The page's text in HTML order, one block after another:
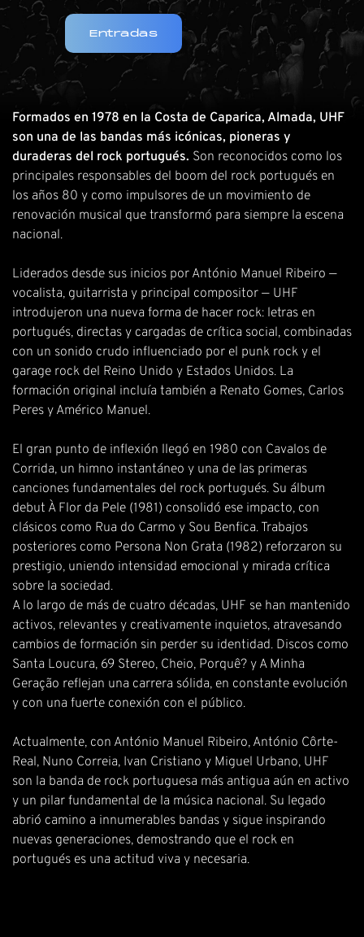
Entradas
Formados en 1978 en la Costa de Caparica, Almada, UHF
son una de las bandas más icónicas, pioneras y
duraderas del rock portugués. Son reconocidos como los
principales responsables del boom del rock portugués en
los años 80 y como impulsores de un movimiento de
renovación musical que transformó para siempre la escena
nacional.
Liderados desde sus inicios por António Manuel Ribeiro —
vocalista, guitarrista y principal compositor — UHF
introdujeron una nueva forma de hacer rock: letras en
portugués, directas y cargadas de crítica social, combinadas
con un sonido crudo influenciado por el punk rock y el
garage rock del Reino Unido y Estados Unidos. La
formación original incluía también a Renato Gomes, Carlos
Peres y Américo Manuel.
El gran punto de inflexión llegó en 1980 con Cavalos de
Corrida, un himno instantáneo y una de las primeras
canciones fundamentales del rock portugués. Su álbum
debut À Flor da Pele (1981) consolidó ese impacto, con
clásicos como Rua do Carmo y Sou Benfica. Trabajos
posteriores como Persona Non Grata (1982) reforzaron su
prestigio, uniendo intensidad emocional y mirada crítica
sobre la sociedad.
A lo largo de más de cuatro décadas, UHF se han mantenido
activos, relevantes y creativamente inquietos, atravesando
cambios de formación sin perder su identidad. Discos como
Santa Loucura, 69 Stereo, Cheio, Porquê? y A Minha
Geração reflejan una carrera sólida, en constante evolución
y con una fuerte conexión con el público.
Actualmente, con António Manuel Ribeiro, António Côrte-
Real, Nuno Correia, Ivan Cristiano y Miguel Urbano, UHF
son la banda de rock portuguesa más antigua aún en activo
y un pilar fundamental de la música nacional. Su legado
abrió camino a innumerables bandas y sigue inspirando
nuevas generaciones, demostrando que el rock en
portugués es una actitud viva y necesaria.